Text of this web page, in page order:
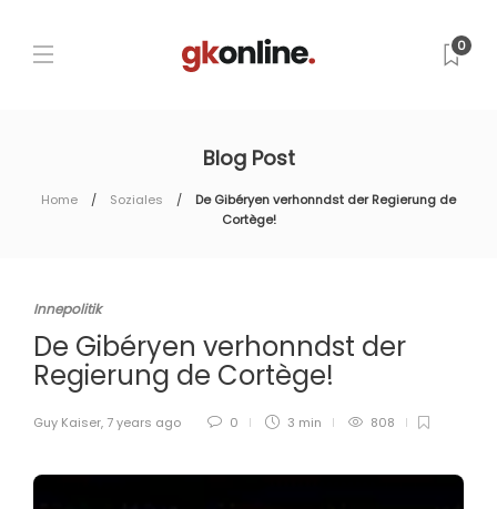
0
Blog Post
Home Soziales
De Gibéryen verhonndst der Regierung de
Cortège!
Innepolitik
De Gibéryen verhonndst der
Regierung de Cortège!
Guy Kaiser, 7 years ago 0 3 min 808